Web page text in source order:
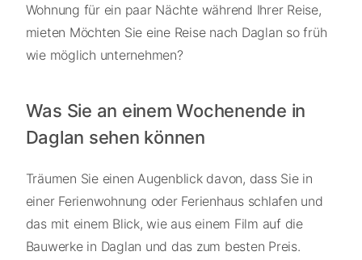
Wohnung für ein paar Nächte während Ihrer Reise,
mieten Möchten Sie eine Reise nach Daglan so früh
wie möglich unternehmen?
Was Sie an einem Wochenende in
Daglan sehen können
Träumen Sie einen Augenblick davon, dass Sie in
einer Ferienwohnung oder Ferienhaus schlafen und
das mit einem Blick, wie aus einem Film auf die
Bauwerke in Daglan und das zum besten Preis.